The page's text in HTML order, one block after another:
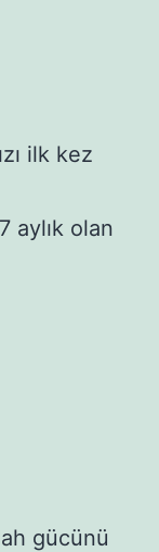
ilk kez
aylık olan
gücünü